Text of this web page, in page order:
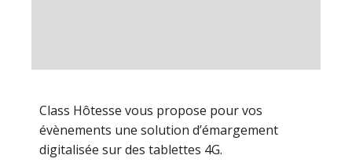
Class Hôtesse vous propose pour vos
évènements une solution d’émargement
digitalisée sur des tablettes 4G.